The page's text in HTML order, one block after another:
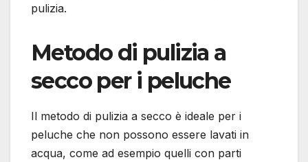
pulizia.
Metodo di pulizia a
secco per i peluche
Il metodo di pulizia a secco è ideale per i
peluche che non possono essere lavati in
acqua, come ad esempio quelli con parti